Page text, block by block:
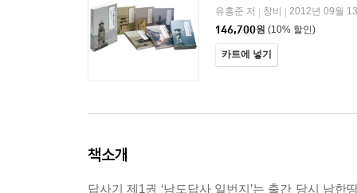
유홍준 저
창비
2012년 09월
146,700원 (10% 할인)
카트에 넣기
책소개
답사기 제1권 ‘남도답사 일번지’는 출간 당시 남